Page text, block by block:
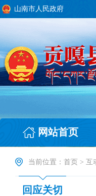
山南市人民政府
网站首页
当前位置： 首页 > 互
回应关切